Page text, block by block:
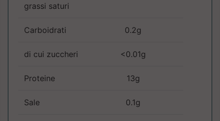
grassi saturi
Carboidrati 0.2g
di cui zuccheri <0.01g
Proteine 13g
Sale 0.1g